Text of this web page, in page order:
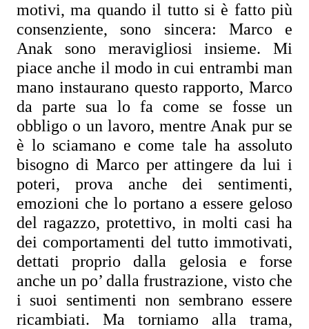
motivi, ma quando il tutto si è fatto più
consenziente, sono sincera: Marco e
Anak sono meravigliosi insieme. Mi
piace anche il modo in cui entrambi man
mano instaurano questo rapporto, Marco
da parte sua lo fa come se fosse un
obbligo o un lavoro, mentre Anak pur se
è lo sciamano e come tale ha assoluto
bisogno di Marco per attingere da lui i
poteri, prova anche dei sentimenti,
emozioni che lo portano a essere geloso
del ragazzo, protettivo, in molti casi ha
dei comportamenti del tutto immotivati,
dettati proprio dalla gelosia e forse
anche un po’ dalla frustrazione, visto che
i suoi sentimenti non sembrano essere
ricambiati. Ma torniamo alla trama,